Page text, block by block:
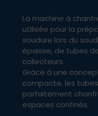
La machine à
utilisée pour la
soudure lors du
épaisse, de tubes
collecteurs.
Grâce à une
compacte, les
parfaitement
espaces confinés.